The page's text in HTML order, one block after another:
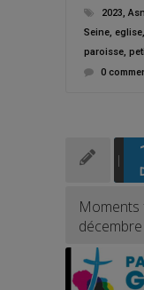
2023
Seine, eglise,
paroisse,
0
Moments